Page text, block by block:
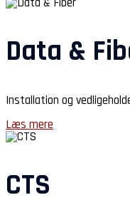
Data &
Installation og
Læs mere
CTS